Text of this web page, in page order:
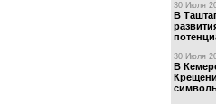
30 Июля
В
30 Июля
В